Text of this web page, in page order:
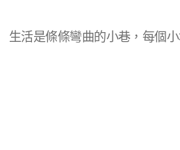
生活是條條彎曲的小巷，每個